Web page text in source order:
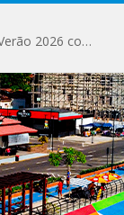
São Miguel do Guamá encerra os Jogos de Verão 2026 com sucesso de público e competições.